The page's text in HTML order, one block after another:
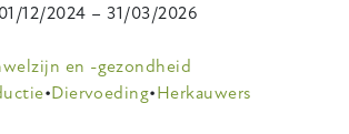
01/12/2024 –31/03/2026
en -gezondheid
Diervoeding Herkauwers